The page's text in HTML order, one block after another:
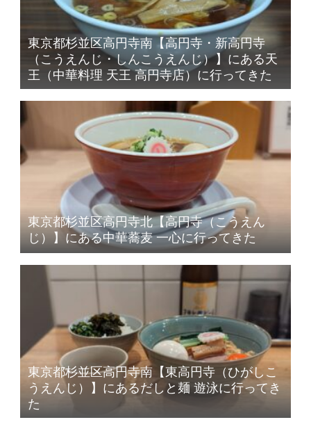
東京都杉並区高円寺南【高円寺・新高円寺
（こうえんじ・しんこうえんじ）】にある天
王（中華料理 天王 高円寺店）に行ってきた
東京都杉並区高円寺北【高円寺（こうえん
じ）】にある中華蕎麦 一心に行ってきた
東京都杉並区高円寺南【東高円寺（ひがしこ
うえんじ）】にあるだしと麺 遊泳に行ってき
た